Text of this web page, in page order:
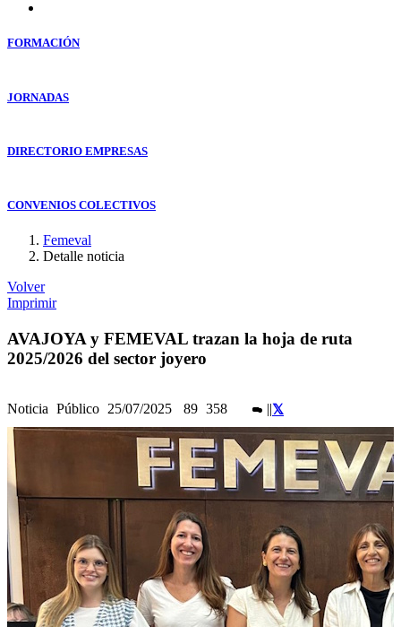
FORMACIÓN
JORNADAS
DIRECTORIO EMPRESAS
CONVENIOS COLECTIVOS
Femeval
Detalle noticia
Volver
Imprimir
AVAJOYA y FEMEVAL trazan la hoja de ruta
2025/2026 del sector joyero
Noticia Público 25/07/2025 89 358 ||